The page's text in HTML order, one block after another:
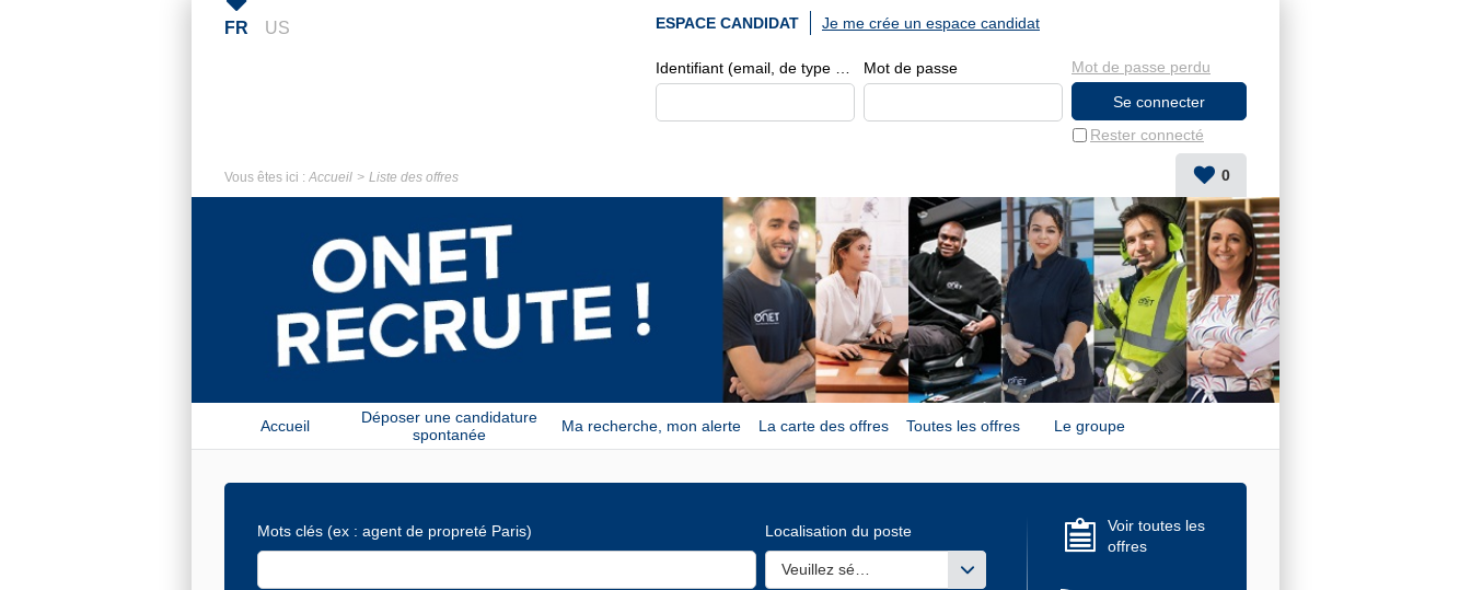
FR US ESPACE CANDIDAT
Mot de passe
Rester connecté
Mot de passe perdu
Je me crée un espace candidat
Vous êtes ici : Accueil Liste des offres 0
Accueil
Déposer une candidature
spontanée
Ma recherche, mon alerte La carte des offres Toutes les offres Le groupe
Mots clés (ex : agent de propreté Paris) Localisation du poste
Veuillez sélectionner une ou des valeurs
Voir toutes les
offres